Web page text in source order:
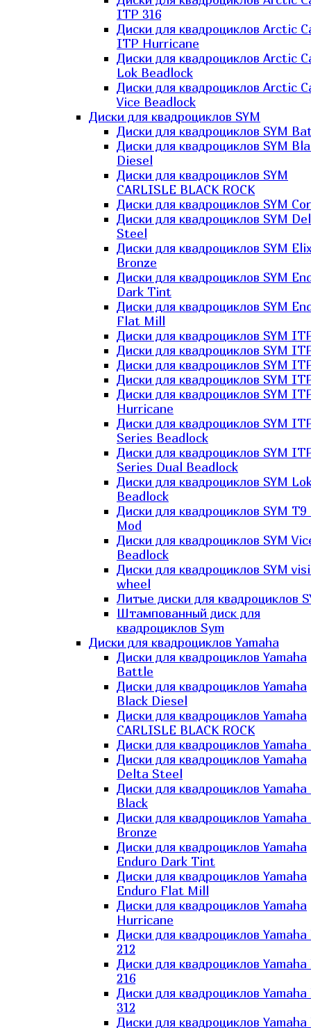
ITP 316
Диски для квадроциклов Arctic
ITP Hurricane
Диски для квадроциклов Arctic
Lok Beadlock
Диски для квадроциклов Arctic
Vice Beadlock
Диски для квадроциклов SYM
Диски для квадроциклов SYM
Диски для квадроциклов SYM
Diesel
Диски для квадроциклов SYM
CARLISLE BLACK ROCK
Диски для квадроциклов SYM
Диски для квадроциклов SYM
Steel
Диски для квадроциклов SYM
Bronze
Диски для квадроциклов SYM
Dark Tint
Диски для квадроциклов SYM
Flat Mill
Диски для квадроциклов SYM
Диски для квадроциклов SYM
Диски для квадроциклов SYM
Диски для квадроциклов SYM
Диски для квадроциклов SYM
Hurricane
Диски для квадроциклов SYM
Series Beadlock
Диски для квадроциклов SYM
Series Dual Beadlock
Диски для квадроциклов SYM
Beadlock
Диски для квадроциклов SYM T9
Mod
Диски для квадроциклов SYM
Beadlock
Диски для квадроциклов SYM
wheel
Литые диски для квадроциклов
Штампованный диск для
квадроциклов Sym
Диски для квадроциклов Yamaha
Диски для квадроциклов Yamaha
Battle
Диски для квадроциклов Yamaha
Black Diesel
Диски для квадроциклов Yamaha
CARLISLE BLACK ROCK
Диски для квадроциклов Yamaha
Диски для квадроциклов Yamaha
Delta Steel
Диски для квадроциклов
Black
Диски для квадроциклов
Bronze
Диски для квадроциклов Yamaha
Enduro Dark Tint
Диски для квадроциклов Yamaha
Enduro Flat Mill
Диски для квадроциклов Yamaha
Hurricane
Диски для квадроциклов
212
Диски для квадроциклов
216
Диски для квадроциклов
312
Диски для квадроциклов